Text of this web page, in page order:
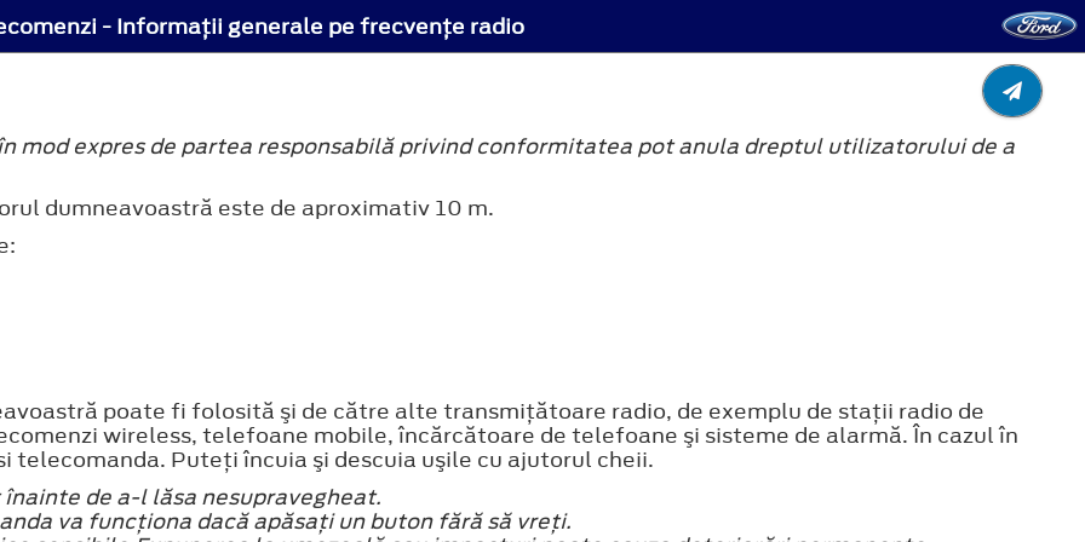
- Informaţii generale pe frecvenţe radio
mod expres de partea responsabilă privind conformitatea pot anula dreptul utilizatorului de a
dumneavoastră este de aproximativ 10 m.
poate fi folosită şi de către alte transmiţătoare radio, de exemplu de staţii radio de
wireless, telefoane mobile, încărcătoare de telefoane şi sisteme de alarmă. În cazul în
Puteţi încuia şi descuia uşile cu ajutorul cheii.
de a-l lăsa nesupravegheat.
va funcţiona dacă apăsaţi un buton fără să vreţi.